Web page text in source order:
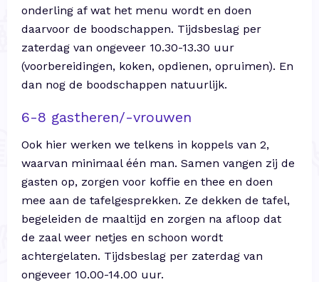
onderling af wat het menu wordt en doen
daarvoor de boodschappen. Tijdsbeslag per
zaterdag van ongeveer 10.30-13.30 uur
(voorbereidingen, koken, opdienen, opruimen). En
dan nog de boodschappen natuurlijk.
6-8 gastheren/-vrouwen
Ook hier werken we telkens in koppels van 2,
waarvan minimaal één man. Samen vangen zij de
gasten op, zorgen voor koffie en thee en doen
mee aan de tafelgesprekken. Ze dekken de tafel,
begeleiden de maaltijd en zorgen na afloop dat
de zaal weer netjes en schoon wordt
achtergelaten. Tijdsbeslag per zaterdag van
ongeveer 10.00-14.00 uur.